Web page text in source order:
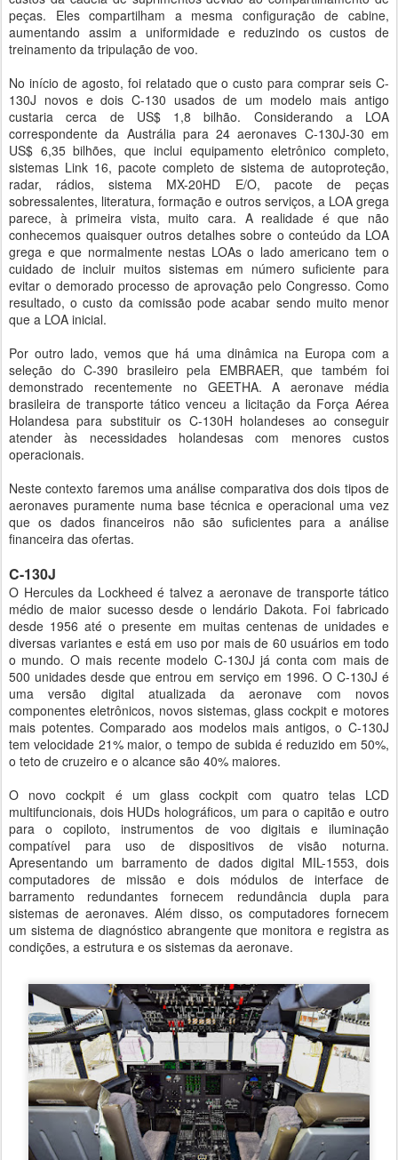
peças. Eles compartilham a mesma configuração de cabine,
aumentando assim a uniformidade e reduzindo os custos de
treinamento da tripulação de voo.
No início de agosto, foi relatado que o custo para comprar seis C-
130J novos e dois C-130 usados ​​de um modelo mais antigo
custaria cerca de US$ 1,8 bilhão. Considerando a LOA
correspondente da Austrália para 24 aeronaves C-130J-30 em
US$ 6,35 bilhões, que inclui equipamento eletrônico completo,
sistemas Link 16, pacote completo de sistema de autoproteção,
radar, rádios, sistema MX-20HD E/O, pacote de peças
sobressalentes, literatura, formação e outros serviços, a LOA grega
parece, à primeira vista, muito cara. A realidade é que não
conhecemos quaisquer outros detalhes sobre o conteúdo da LOA
grega e que normalmente nestas LOAs o lado americano tem o
cuidado de incluir muitos sistemas em número suficiente para
evitar o demorado processo de aprovação pelo Congresso. Como
resultado, o custo da comissão pode acabar sendo muito menor
que a LOA inicial.
Por outro lado, vemos que há uma dinâmica na Europa com a
seleção do C-390 brasileiro pela EMBRAER, que também foi
demonstrado recentemente no GEETHA. A aeronave média
brasileira de transporte tático venceu a licitação da Força Aérea
Holandesa para substituir os C-130H holandeses ao conseguir
atender às necessidades holandesas com menores custos
operacionais.
Neste contexto faremos uma análise comparativa dos dois tipos de
aeronaves puramente numa base técnica e operacional uma vez
que os dados financeiros não são suficientes para a análise
financeira das ofertas.
C-130J
O Hercules da Lockheed é talvez a aeronave de transporte tático
médio de maior sucesso desde o lendário Dakota. Foi fabricado
desde 1956 até o presente em muitas centenas de unidades e
diversas variantes e está em uso por mais de 60 usuários em todo
o mundo. O mais recente modelo C-130J já conta com mais de
500 unidades desde que entrou em serviço em 1996. O C-130J é
uma versão digital atualizada da aeronave com novos
componentes eletrônicos, novos sistemas, glass cockpit e motores
mais potentes. Comparado aos modelos mais antigos, o C-130J
tem velocidade 21% maior, o tempo de subida é reduzido em 50%,
o teto de cruzeiro e o alcance são 40% maiores.
O novo cockpit é um glass cockpit com quatro telas LCD
multifuncionais, dois HUDs holográficos, um para o capitão e outro
para o copiloto, instrumentos de voo digitais e iluminação
compatível para uso de dispositivos de visão noturna.
Apresentando um barramento de dados digital MIL-1553, dois
computadores de missão e dois módulos de interface de
barramento redundantes fornecem redundância dupla para
sistemas de aeronaves. Além disso, os computadores fornecem
um sistema de diagnóstico abrangente que monitora e registra as
condições, a estrutura e os sistemas da aeronave.